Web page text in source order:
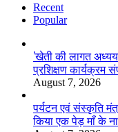
Recent
Popular
’खेती की लागत
प्रशिक्षण कार्यक्रम
August 7, 2026
पर्यटन एवं संस्कृति
किया एक पेड़ माँ के